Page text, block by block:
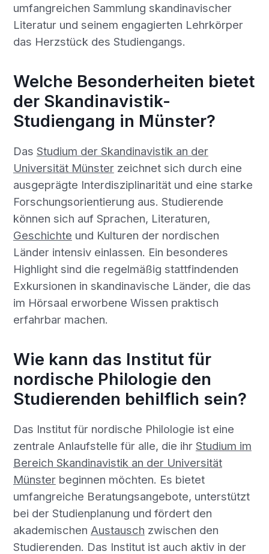
umfangreichen Sammlung skandinavischer
Literatur und seinem engagierten Lehrkörper
das Herzstück des Studiengangs.
Welche Besonderheiten bietet
der Skandinavistik-
Studiengang in Münster?
Das Studium der Skandinavistik an der
Universität Münsterzeichnet sich durch eine
ausgeprägte Interdisziplinarität und eine starke
Forschungsorientierung aus. Studierende
können sich auf Sprachen, Literaturen,
Geschichte und Kulturen der nordischen
Länder intensiv einlassen. Ein besonderes
Highlight sind die regelmäßig stattfindenden
Exkursionen in skandinavische Länder, die das
im Hörsaal erworbene Wissen praktisch
erfahrbar machen.
Wie kann das Institut für
nordische Philologie den
Studierenden behilflich sein?
Das Institut für nordische Philologie ist eine
zentrale Anlaufstelle für alle, die ihr Studium im
Bereich Skandinavistik an der Universität
Münsterbeginnen möchten. Es bietet
umfangreiche Beratungsangebote, unterstützt
bei der Studienplanung und fördert den
akademischen Austausch zwischen den
Studierenden. Das Institut ist auch aktiv in der